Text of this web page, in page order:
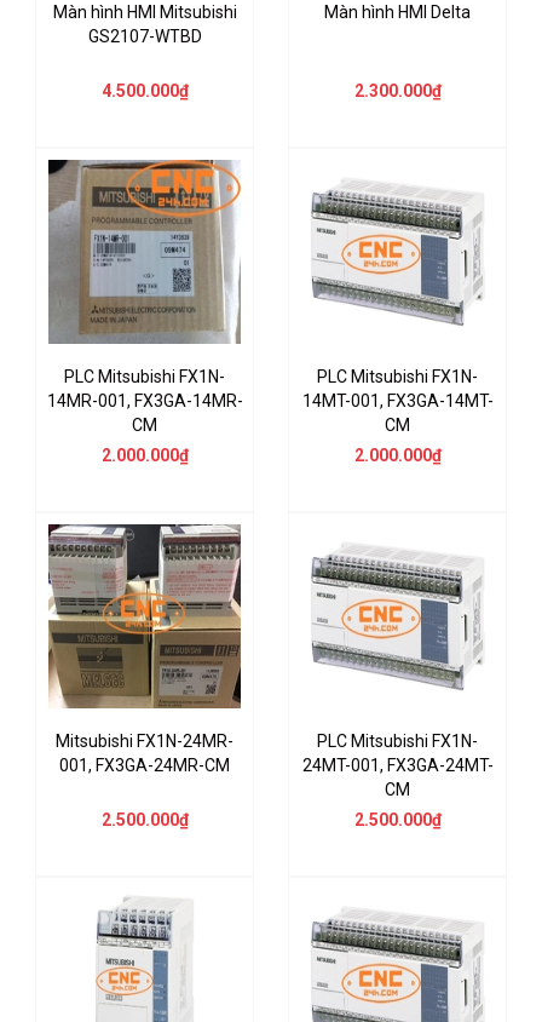
Màn hình HMI Mitsubishi
GS2107-WTBD
4.500.000₫
Màn hình HMI Delta
2.300.000₫
PLC Mitsubishi FX1N-
14MR-001, FX3GA-14MR-
CM
2.000.000₫
PLC Mitsubishi FX1N-
14MT-001, FX3GA-14MT-
CM
2.000.000₫
Mitsubishi FX1N-24MR-
001, FX3GA-24MR-CM
2.500.000₫
PLC Mitsubishi FX1N-
24MT-001, FX3GA-24MT-
CM
2.500.000₫